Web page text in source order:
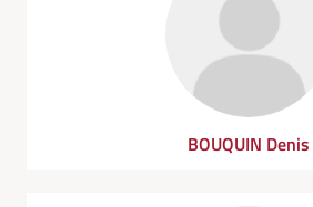
BOUQUIN Denis